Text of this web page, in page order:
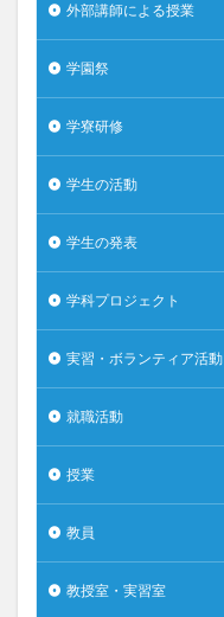
外部講師による授業
学園祭
学寮研修
学生の活動
学生の発表
学科プロジェクト
実習・ボランティア活動
就職活動
授業
教員
教授室・実習室